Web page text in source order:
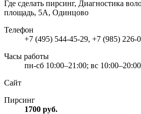
Где сделать пирсинг, Диагностика
площадь, 5А, Одинцово
Телефон
+7 (495) 544-45-29, +7 (985) 226-
Часы работы
пн-сб 10:00–21:00; вс 10:00–20:00
Сайт
Пирсинг
1700 руб.